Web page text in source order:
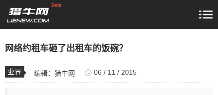
网络约租车砸了出租车的饭碗？
业界 编辑： 猎牛网 06 / 11 / 2015